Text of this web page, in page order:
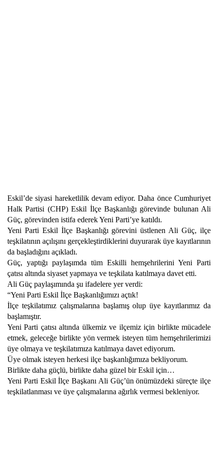
Eskil’de siyasi hareketlilik devam ediyor. Daha önce Cumhuriyet
Halk Partisi (CHP) Eskil İlçe Başkanlığı görevinde bulunan Ali
Güç, görevinden istifa ederek Yeni Parti’ye katıldı.
Yeni Parti Eskil İlçe Başkanlığı görevini üstlenen Ali Güç, ilçe
teşkilatının açılışını gerçekleştirdiklerini duyurarak üye kayıtlarının
da başladığını açıkladı.
Güç, yaptığı paylaşımda tüm Eskilli hemşehrilerini Yeni Parti
çatısı altında siyaset yapmaya ve teşkilata katılmaya davet etti.
Ali Güç paylaşımında şu ifadelere yer verdi:
“Yeni Parti Eskil İlçe Başkanlığımızı açtık!
İlçe teşkilatımız çalışmalarına başlamış olup üye kayıtlarımız da
başlamıştır.
Yeni Parti çatısı altında ülkemiz ve ilçemiz için birlikte mücadele
etmek, geleceğe birlikte yön vermek isteyen tüm hemşehrilerimizi
üye olmaya ve teşkilatımıza katılmaya davet ediyorum.
Üye olmak isteyen herkesi ilçe başkanlığımıza bekliyorum.
Birlikte daha güçlü, birlikte daha güzel bir Eskil için…
Yeni Parti Eskil İlçe Başkanı Ali Güç’ün önümüzdeki süreçte ilçe
teşkilatlanması ve üye çalışmalarına ağırlık vermesi bekleniyor.